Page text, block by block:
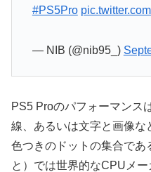
#PS5Pro
— NIB (@nib95_)
PS5 Proのパフォーマンス
線、あるいは文字と画像な
色つきのドットの集合であ
と）では世界的なCPUメ